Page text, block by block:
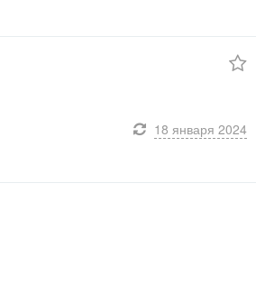
18 января 2024